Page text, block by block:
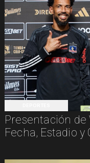
Presentación de
Fecha, Estadio y